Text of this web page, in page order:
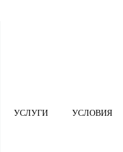
УСЛУГИ УСЛОВИЯ